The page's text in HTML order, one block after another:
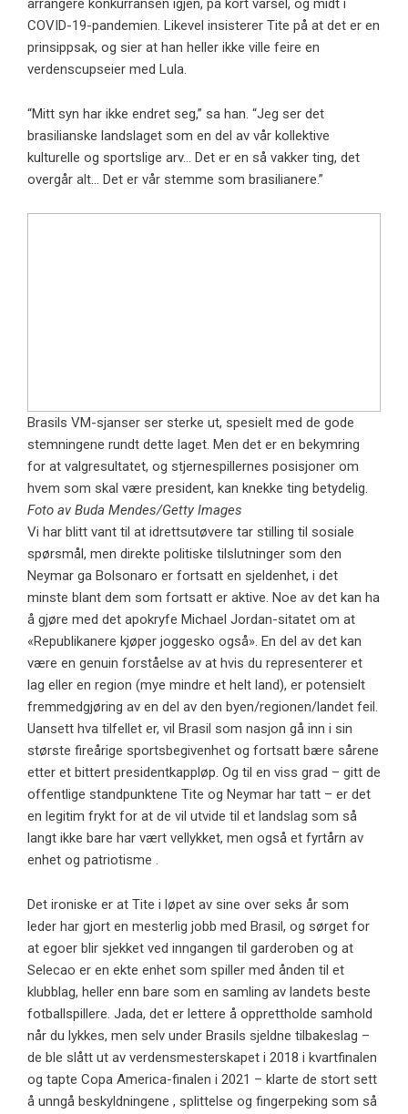
arrangere konkurransen igjen, på kort varsel, og midt i
COVID-19-pandemien. Likevel insisterer Tite på at det er en
prinsippsak, og sier at han heller ikke ville feire en
verdenscupseier med Lula.
“Mitt syn har ikke endret seg,” sa han. “Jeg ser det
brasilianske landslaget som en del av vår kollektive
kulturelle og sportslige arv… Det er en så vakker ting, det
overgår alt… Det er vår stemme som brasilianere.”
Brasils VM-sjanser ser sterke ut, spesielt med de gode
stemningene rundt dette laget. Men det er en bekymring
for at valgresultatet, og stjernespillernes posisjoner om
hvem som skal være president, kan knekke ting betydelig.
Foto av Buda Mendes/Getty Images
Vi har blitt vant til at idrettsutøvere tar stilling til sosiale
spørsmål, men direkte politiske tilslutninger som den
Neymar ga Bolsonaro er fortsatt en sjeldenhet, i det
minste blant dem som fortsatt er aktive. Noe av det kan ha
å gjøre med det apokryfe Michael Jordan-sitatet om at
«Republikanere kjøper joggesko også». En del av det kan
være en genuin forståelse av at hvis du representerer et
lag eller en region (mye mindre et helt land), er potensielt
fremmedgjøring av en del av den byen/regionen/landet feil.
Uansett hva tilfellet er, vil Brasil som nasjon gå inn i sin
største fireårige sportsbegivenhet og fortsatt bære sårene
etter et bittert presidentkappløp. Og til en viss grad – gitt de
offentlige standpunktene Tite og Neymar har tatt – er det
en legitim frykt for at de vil utvide til et landslag som så
langt ikke bare har vært vellykket, men også et fyrtårn av
enhet og patriotisme .
Det ironiske er at Tite i løpet av sine over seks år som
leder har gjort en mesterlig jobb med Brasil, og sørget for
at egoer blir sjekket ved inngangen til garderoben og at
Selecao er en ekte enhet som spiller med ånden til et
klubblag, heller enn bare som en samling av landets beste
fotballspillere. Jada, det er lettere å opprettholde samhold
når du lykkes, men selv under Brasils sjeldne tilbakeslag –
de ble slått ut av verdensmesterskapet i 2018 i kvartfinalen
og tapte Copa America-finalen i 2021 – klarte de stort sett
å unngå beskyldningene , splittelse og fingerpeking som så